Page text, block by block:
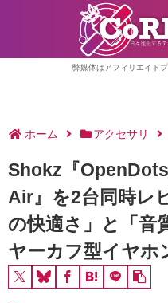
弊媒体はアフィリエイト
ホーム アクセサリ
Shokz『
Air』を2台同時レ
の快適さ」と「音
ヤーカフ型イヤホ